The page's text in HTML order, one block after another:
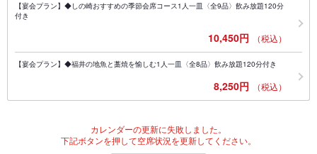
【宴会プラン】◆しの崎おすすめの季節会席コース1人一皿〈全9品〉飲み放題120分
付き
10,450円 （税込）
【宴会プラン】◆福井の地魚と藁焼を愉しむ1人一皿〈全8品〉飲み放題120分付き
8,250円 （税込）
カレンダーの更新に失敗しました。
下記ボタンを押して空席状況を更新してください。